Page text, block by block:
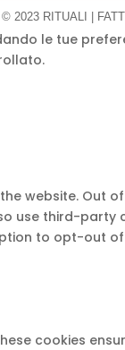
2023 RITUALI |
le tue
website.
third-
to opt-out
cookies